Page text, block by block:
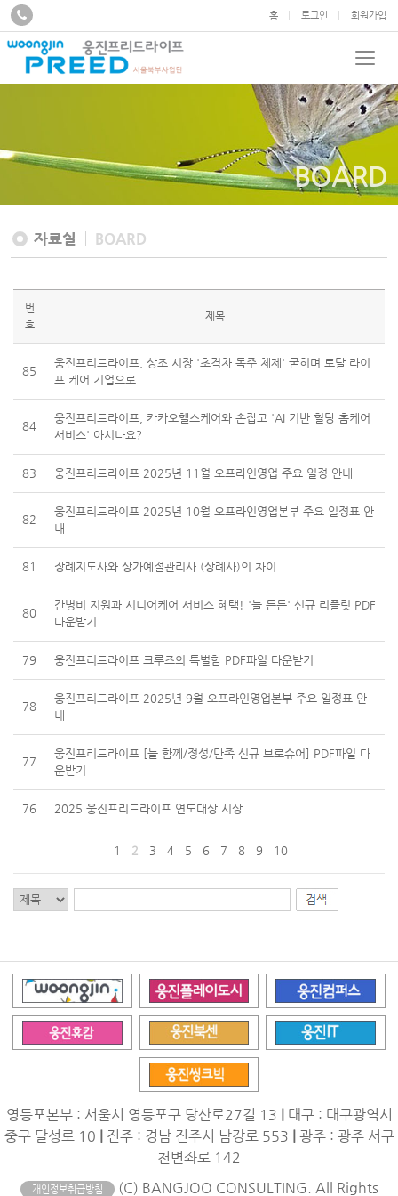
홈 로그인 회원가입
BOARD
자료실 BOARD
번
호
제목
85
웅진프리드라이프, 상조 시장 '초격차 독주 체제' 굳히며 토탈 라이
프 케어 기업으로 ..
84
웅진프리드라이프, 카카오헬스케어와 손잡고 'AI 기반 혈당 홈케어
서비스' 아시나요?
83 웅진프리드라이프 2025년 11월 오프라인영업 주요 일정 안내
82
웅진프리드라이프 2025년 10월 오프라인영업본부 주요 일정표 안
내
81 장례지도사와 상가예절관리사 (상례사)의 차이
80
간병비 지원과 시니어케어 서비스 혜택! '늘 든든' 신규 리플릿 PDF
다운받기
79 웅진프리드라이프 크루즈의 특별함 PDF파일 다운받기
78
웅진프리드라이프 2025년 9월 오프라인영업본부 주요 일정표 안
내
77
웅진프리드라이프 [늘 함께/정성/만족 신규 브로슈어] PDF파일 다
운받기
76 2025 웅진프리드라이프 연도대상 시상
1 2 3 4 5 6 7 8 9 10
영등포본부 : 서울시 영등포구 당산로27길 13
대구 : 대구광역시
중구 달성로 10
진주 : 경남 진주시 남강로 553
광주 : 광주 서구
천변좌로 142
개인정보취급방침 (C) BANGJOO CONSULTING. All Rights